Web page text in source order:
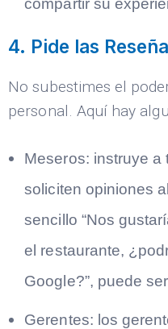
4. Pide las
No subestimes el
personal. Aquí hay
Meseros: instruye a
soliciten opiniones
sencillo “Nos
el restaurante,
Google?”, puede
Gerentes: los